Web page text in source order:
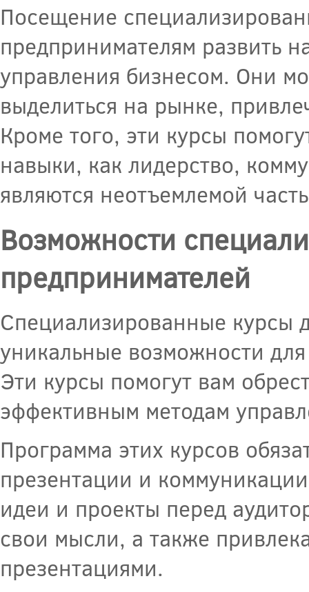
Посещение
предпринимателям развить
управления бизнесом. Они
выделиться на рынке,
Кроме того, эти курсы
навыки, как лидерство,
являются неотъемлемой
Возможности
предпринимателей
Специализированные курсы
уникальные возможности
Эти курсы помогут вам
эффективным методам
Программа этих курсов
презентации и
идеи и проекты перед
свои мысли, а также
презентациями.